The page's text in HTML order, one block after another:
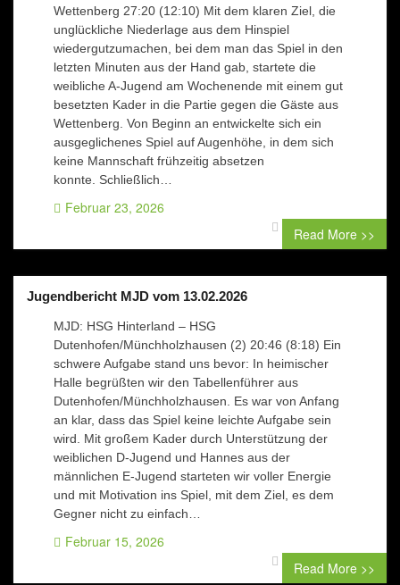
Wettenberg 27:20 (12:10) Mit dem klaren Ziel, die
unglückliche Niederlage aus dem Hinspiel
wiedergutzumachen, bei dem man das Spiel in den
letzten Minuten aus der Hand gab, startete die
weibliche A-Jugend am Wochenende mit einem gut
besetzten Kader in die Partie gegen die Gäste aus
Wettenberg. Von Beginn an entwickelte sich ein
ausgeglichenes Spiel auf Augenhöhe, in dem sich
keine Mannschaft frühzeitig absetzen
konnte. Schließlich…
Februar 23, 2026
0 comment
Read More >>
Jugendbericht MJD vom 13.02.2026
MJD: HSG Hinterland – HSG
Dutenhofen/Münchholzhausen (2) 20:46 (8:18) Ein
schwere Aufgabe stand uns bevor: In heimischer
Halle begrüßten wir den Tabellenführer aus
Dutenhofen/Münchholzhausen. Es war von Anfang
an klar, dass das Spiel keine leichte Aufgabe sein
wird. Mit großem Kader durch Unterstützung der
weiblichen D-Jugend und Hannes aus der
männlichen E-Jugend starteten wir voller Energie
und mit Motivation ins Spiel, mit dem Ziel, es dem
Gegner nicht zu einfach…
Februar 15, 2026
0 comment
Read More >>